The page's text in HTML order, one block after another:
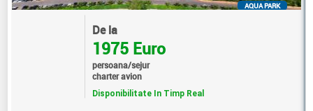
AQUA PARK
De la
1975 Euro
persoana/sejur
charter avion
Disponibilitate In Timp Real